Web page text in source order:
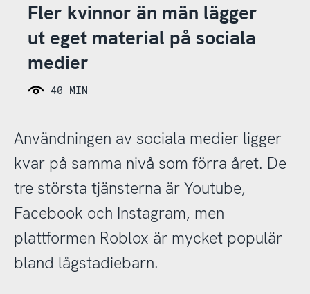
Fler kvinnor än män lägger
ut eget material på sociala
medier
40 MIN
Användningen av sociala medier ligger
kvar på samma nivå som förra året. De
tre största tjänsterna är Youtube,
Facebook och Instagram, men
plattformen Roblox är mycket populär
bland lågstadiebarn.